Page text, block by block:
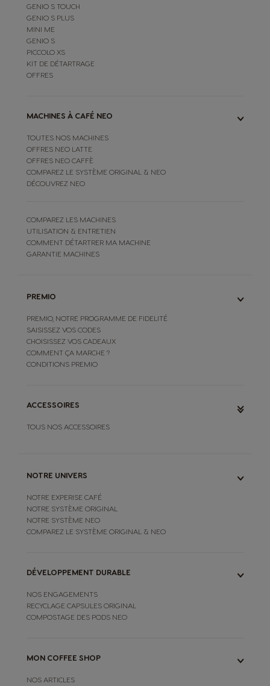
GENIO S TOUCH
GENIO S PLUS
MINI ME
GENIO S
PICCOLO XS
KIT DE DÉTARTRAGE
OFFRES
MACHINES À CAFÉ NEO
TOUTES NOS MACHINES
OFFRES NEO LATTE
OFFRES NEO CAFFÈ
COMPAREZ LE SYSTÈME ORIGINAL & NEO
DÉCOUVREZ NEO
COMPAREZ LES MACHINES
UTILISATION & ENTRETIEN
COMMENT DÉTARTRER MA MACHINE
GARANTIE MACHINES
PREMIO
PREMIO, NOTRE PROGRAMME DE FIDELITÉ
SAISISSEZ VOS CODES
CHOISISSEZ VOS CADEAUX
COMMENT ÇA MARCHE ?
CONDITIONS PREMIO
ACCESSOIRES
TOUS NOS ACCESSOIRES
NOTRE UNIVERS
NOTRE EXPERISE CAFÉ
NOTRE SYSTÈME ORIGINAL
NOTRE SYSTÈME NEO
COMPAREZ LE SYSTÈME ORIGINAL & NEO
DÉVELOPPEMENT DURABLE
NOS ENGAGEMENTS
RECYCLAGE CAPSULES ORIGINAL
COMPOSTAGE DES PODS NEO
MON COFFEE SHOP
NOS ARTICLES